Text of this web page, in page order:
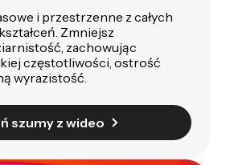
i przestrzenne z całych
Zmniejsz
zachowując
częstotliwości, ostrość
wyrazistość.
szumy z wideo